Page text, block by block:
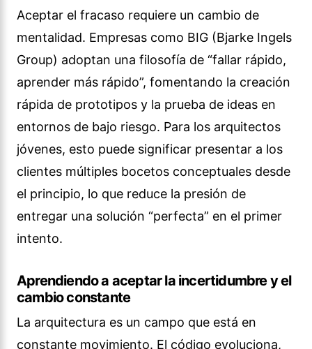
Aceptar el fracaso requiere un cambio de
mentalidad. Empresas como BIG (Bjarke Ingels
Group) adoptan una filosofía de “fallar rápido,
aprender más rápido”, fomentando la creación
rápida de prototipos y la prueba de ideas en
entornos de bajo riesgo. Para los arquitectos
jóvenes, esto puede significar presentar a los
clientes múltiples bocetos conceptuales desde
el principio, lo que reduce la presión de
entregar una solución “perfecta” en el primer
intento.
Aprendiendo a aceptar la incertidumbre y el
cambio constante
La arquitectura es un campo que está en
constante movimiento. El código evoluciona,